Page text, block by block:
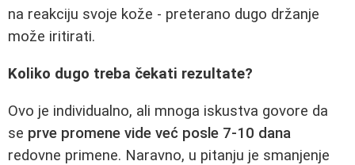
na reakciju svoje kože - preterano dugo držanje
može iritirati.
Koliko dugo treba čekati rezultate?
Ovo je individualno, ali mnoga iskustva govore da
se prve promene vide već posle 7-10 dana
redovne primene. Naravno, u pitanju je smanjenje